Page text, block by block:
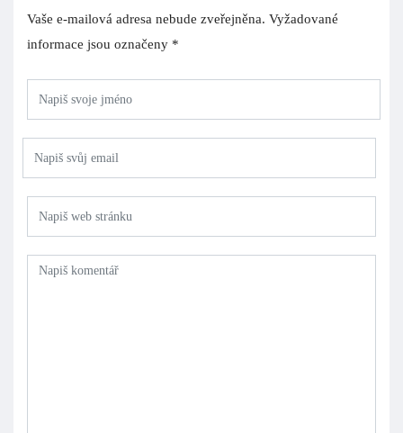
Vaše e-mailová adresa nebude zveřejněna. Vyžadované
informace jsou označeny *